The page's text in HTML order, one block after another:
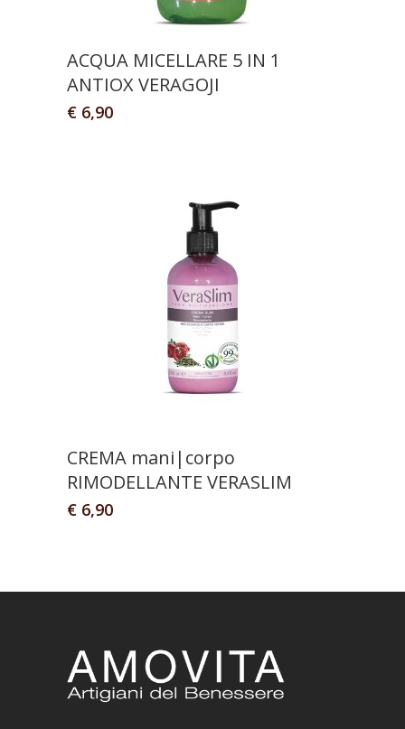
ACQUA MICELLARE 5 IN 1
ANTIOX VERAGOJI
€ 6,90
CREMA mani|corpo
RIMODELLANTE VERASLIM
€ 6,90